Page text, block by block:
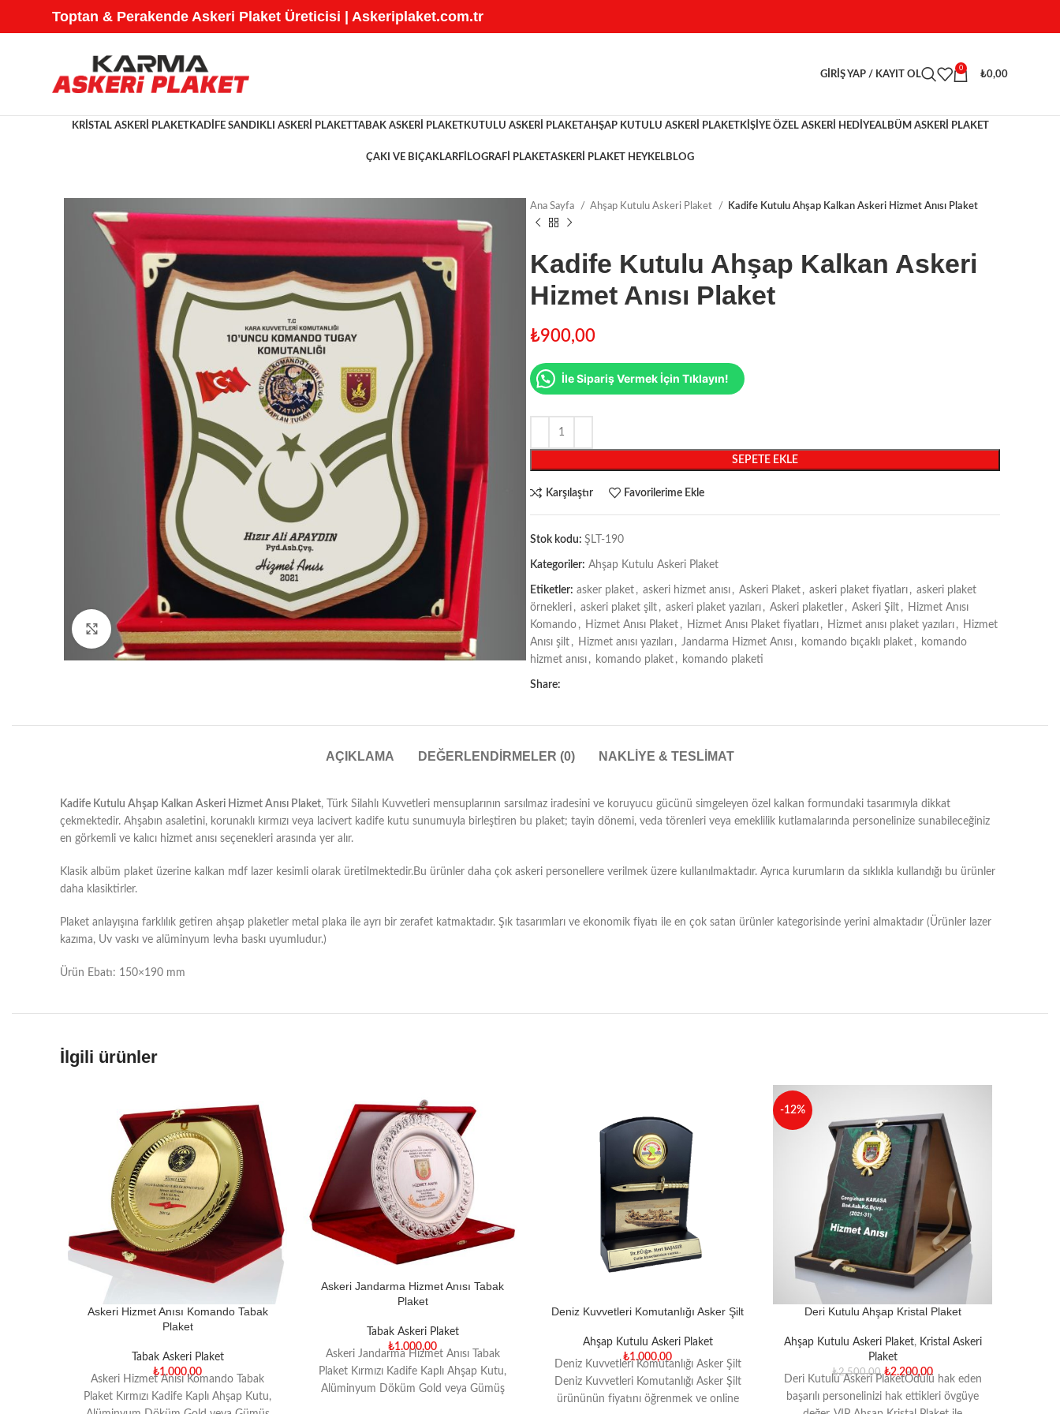
Toptan & Perakende Askeri Plaket Üreticisi | Askeriplaket.com.tr
GIRIŞ YAP / KAYIT OL
0
₺0,00
KRISTAL ASKERI PLAKETKADIFE SANDIKLI ASKERI PLAKETTABAK ASKERI PLAKETKUTULU ASKERI PLAKETAHŞAP KUTULU ASKERI PLAKETKİŞİYE ÖZEL ASKERİ HEDİYEALBÜM ASKERI PLAKET
ÇAKI VE BIÇAKLARFILOGRAFI PLAKETASKERI PLAKET HEYKELBLOG
Click to enlarge
Ana Sayfa Ahşap Kutulu Askeri Plaket Kadife Kutulu Ahşap Kalkan Askeri Hizmet Anısı Plaket
Kadife Kutulu Ahşap Kalkan Askeri
Hizmet Anısı Plaket
₺900,00
İle Sipariş Vermek İçin Tıklayın!
SEPETE EKLE
Karşılaştır Favorilerime Ekle
Stok kodu: ŞLT-190
Kategoriler: Ahşap Kutulu Askeri Plaket
Etiketler: asker plaket , askeri hizmet anısı , Askeri Plaket , askeri plaket fiyatları , askeri plaket
örnekleri , askeri plaket şilt , askeri plaket yazıları , Askeri plaketler , Askeri Şilt , Hizmet Anısı
Komando , Hizmet Anısı Plaket , Hizmet Anısı Plaket fiyatları , Hizmet anısı plaket yazıları , Hizmet
Anısı şilt , Hizmet anısı yazıları , Jandarma Hizmet Anısı , komando bıçaklı plaket , komando
hizmet anısı , komando plaket , komando plaketi
Share:
AÇIKLAMA DEĞERLENDIRMELER (0) NAKLIYE & TESLIMAT
Kadife Kutulu Ahşap Kalkan Askeri Hizmet Anısı Plaket, Türk Silahlı Kuvvetleri mensuplarının sarsılmaz iradesini ve koruyucu gücünü simgeleyen özel kalkan formundaki tasarımıyla dikkat
çekmektedir. Ahşabın asaletini, korunaklı kırmızı veya lacivert kadife kutu sunumuyla birleştiren bu plaket; tayin dönemi, veda törenleri veya emeklilik kutlamalarında personelinize sunabileceğiniz
en görkemli ve kalıcı hizmet anısı seçenekleri arasında yer alır.
Klasik albüm plaket üzerine kalkan mdf lazer kesimli olarak üretilmektedir.Bu ürünler daha çok askeri personellere verilmek üzere kullanılmaktadır. Ayrıca kurumların da sıklıkla kullandığı bu ürünler
daha klasiktirler.
Plaket anlayışına farklılık getiren ahşap plaketler metal plaka ile ayrı bir zerafet katmaktadır. Şık tasarımları ve ekonomik fiyatı ile en çok satan ürünler kategorisinde yerini almaktadır (Ürünler lazer
kazıma, Uv vaskı ve alüminyum levha baskı uyumludur.)
Ürün Ebatı: 150×190 mm
İlgili ürünler
Askeri Hizmet Anısı Komando Tabak
Plaket
Tabak Askeri Plaket
₺1.000,00
Askeri Hizmet Anısı Komando Tabak
Plaket Kırmızı Kadife Kaplı Ahşap Kutu,
Askeri Jandarma Hizmet Anısı Tabak
Plaket
Tabak Askeri Plaket
₺1.000,00
Askeri Jandarma Hizmet Anısı Tabak
Plaket Kırmızı Kadife Kaplı Ahşap Kutu,
Alüminyum Döküm Gold veya Gümüş
Deniz Kuvvetleri Komutanlığı Asker Şilt
Ahşap Kutulu Askeri Plaket
₺1.000,00
Deniz Kuvvetleri Komutanlığı Asker Şilt
Deniz Kuvvetleri Komutanlığı Asker Şilt
ürününün fiyatını öğrenmek ve online
-12%
Deri Kutulu Ahşap Kristal Plaket
Ahşap Kutulu Askeri Plaket, Kristal Askeri
Plaket
₺2.500,00 ₺2.200,00
Deri Kutulu Askeri PlaketÖdülü hak eden
başarılı personelinizi hak ettikleri övgüye